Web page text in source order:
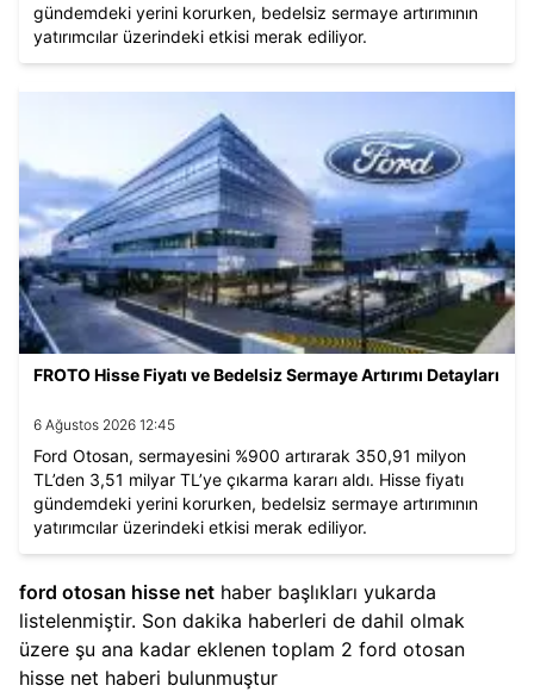
gündemdeki yerini korurken, bedelsiz sermaye artırımının
yatırımcılar üzerindeki etkisi merak ediliyor.
FROTO Hisse Fiyatı ve Bedelsiz Sermaye Artırımı Detayları
6 Ağustos 2026 12:45
Ford Otosan, sermayesini %900 artırarak 350,91 milyon
TL’den 3,51 milyar TL’ye çıkarma kararı aldı. Hisse fiyatı
gündemdeki yerini korurken, bedelsiz sermaye artırımının
yatırımcılar üzerindeki etkisi merak ediliyor.
ford otosan hisse net​ haber başlıkları yukarda
listelenmiştir. Son dakika haberleri de dahil olmak
üzere şu ana kadar eklenen toplam 2 ford otosan
hisse net​ haberi bulunmuştur